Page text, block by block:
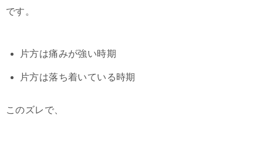
です。
片方は痛みが強い時期
片方は落ち着いている時期
このズレで、